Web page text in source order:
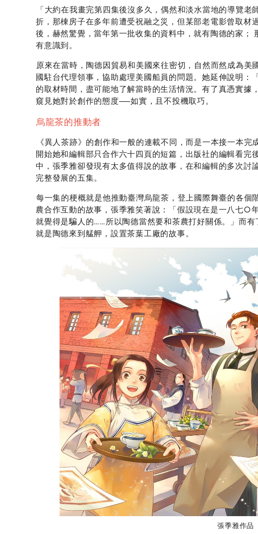
「大約在我畫完第四集後沒多久，偶然和淡水當地的導覽
折，那棟房子在多年前遭受祝融之災，但某部老電影曾取材
後，赫然驚覺，當年第一批收集的資料中，就有陶德的家；
有意識到。
原來在當時，陶德因貿易和美國來往密切，自然而然成為
國駐台代理領事，協助處理美國船員的問題。她延伸說明
的取材時間，盡可能地了解當時的生活情況。有了真憑實
窺見她對於創作的態度──如實，且不投機取巧。
烏龍茶的推動者
《異人茶跡》的創作和一般的連載不同，而是一本接一本
開始她和編輯部只合作六十四頁的短篇，出版社的編輯看
中，張季雅卻發現有太多值得說的故事，在和編輯的多次討
完整發展的五集。
每一集的梗概就是他推動臺灣烏龍茶，登上國際舞臺的各
農合作互動的故事，張季雅笑著說：「假設現在是一八七○
就覺得是騙人的……所以陶德當然要和茶農打好關係。」而
就是陶德來到艋舺，設置茶葉工廠的故事。
張季雅作品